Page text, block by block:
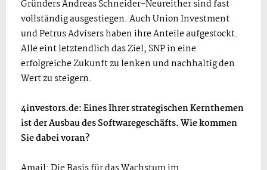
Gründers Andreas Schneider-Neureither sind fast
vollständig ausgestiegen. Auch Union Investment
und Petrus Advisers haben ihre Anteile aufgestockt.
Alle eint letztendlich das Ziel, SNP in eine
erfolgreiche Zukunft zu lenken und nachhaltig den
Wert zu steigern.
4investors.de: Eines Ihrer strategischen Kernthemen
ist der Ausbau des Softwaregeschäfts. Wie kommen
Sie dabei voran?